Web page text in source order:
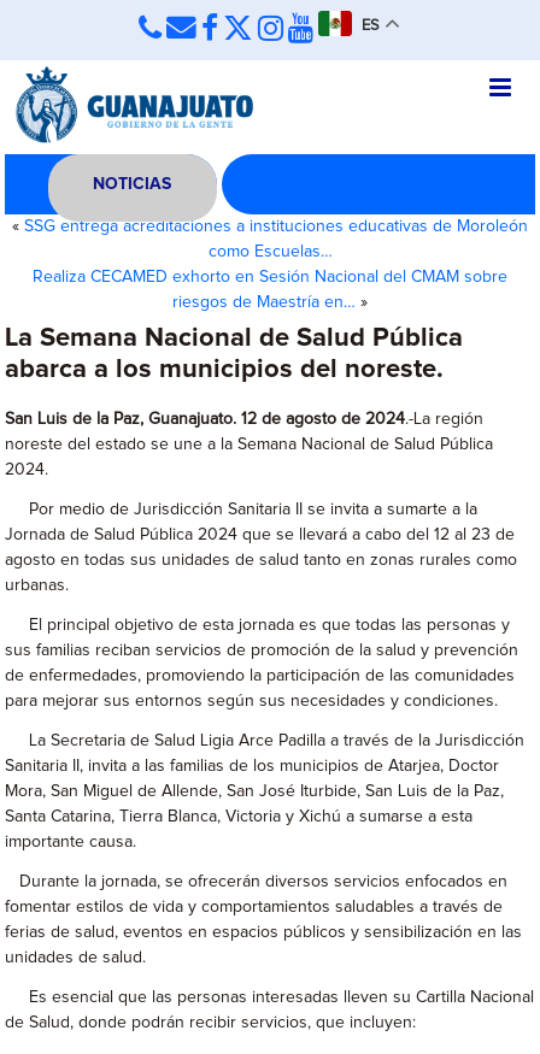
ES
NOTICIAS
« SSG entrega acreditaciones a instituciones educativas de Moroleón
como Escuelas…
Realiza CECAMED exhorto en Sesión Nacional del CMAM sobre
riesgos de Maestría en… »
La Semana Nacional de Salud Pública
abarca a los municipios del noreste.
San Luis de la Paz, Guanajuato. 12 de agosto de 2024.-La región
noreste del estado se une a la Semana Nacional de Salud Pública
2024.
Por medio de Jurisdicción Sanitaria II se invita a sumarte a la
Jornada de Salud Pública 2024 que se llevará a cabo del 12 al 23 de
agosto en todas sus unidades de salud tanto en zonas rurales como
urbanas.
El principal objetivo de esta jornada es que todas las personas y
sus familias reciban servicios de promoción de la salud y prevención
de enfermedades, promoviendo la participación de las comunidades
para mejorar sus entornos según sus necesidades y condiciones.
La Secretaria de Salud Ligia Arce Padilla a través de la Jurisdicción
Sanitaria II, invita a las familias de los municipios de Atarjea, Doctor
Mora, San Miguel de Allende, San José Iturbide, San Luis de la Paz,
Santa Catarina, Tierra Blanca, Victoria y Xichú a sumarse a esta
importante causa.
Durante la jornada, se ofrecerán diversos servicios enfocados en
fomentar estilos de vida y comportamientos saludables a través de
ferias de salud, eventos en espacios públicos y sensibilización en las
unidades de salud.
Es esencial que las personas interesadas lleven su Cartilla Nacional
de Salud, donde podrán recibir servicios, que incluyen: